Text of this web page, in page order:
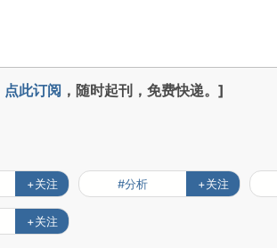
点此订阅 ，随时起刊，免费快递。]
+关注 #分析 +关注
+关注